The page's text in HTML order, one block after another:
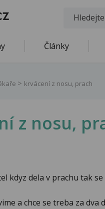
Články
krvácení z nosu, prach
z nosu,
kdyz dela v prachu tak
a chce se treba za